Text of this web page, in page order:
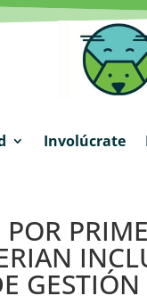
Involúcrate
GESTIÓN